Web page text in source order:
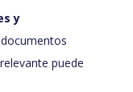
y
puede